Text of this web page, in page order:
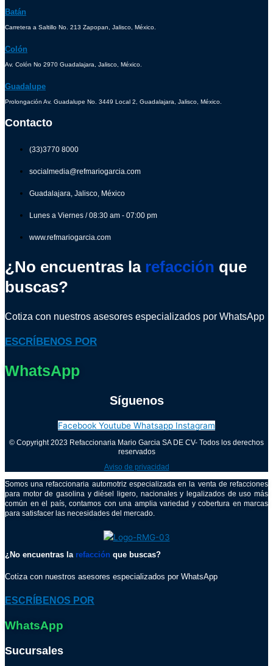
Batán
Carretera a Saltillo No. 213 Zapopan, Jalisco, México.
Colón
Av. Colón No 2970 Guadalajara, Jalisco, México.
Guadalupe
Prolongación Av. Guadalupe No. 3449 Local 2, Guadalajara, Jalisco, México.
Contacto
(33)3770 8000
socialmedia@refmariogarcia.com
Guadalajara, Jalisco, México
Lunes a Viernes / 08:30 am - 07:00 pm
www.refmariogarcia.com
¿No encuentras la refacción que
buscas?
Cotiza con nuestros asesores especializados por WhatsApp
ESCRÍBENOS POR
WhatsApp
Síguenos
Facebook Youtube Whatsapp Instagram
© Copyright 2023 Refaccionaria Mario Garcia SA DE CV- Todos los derechos
reservados
Aviso de privacidad
Somos una refaccionaria automotriz especializada en la venta de refacciones
para motor de gasolina y diésel ligero, nacionales y legalizados de uso más
común en el país, contamos con una amplia variedad y cobertura en marcas
para satisfacer las necesidades del mercado.
¿No encuentras la refacción que buscas?
Cotiza con nuestros asesores especializados por WhatsApp
ESCRÍBENOS POR
WhatsApp
Sucursales